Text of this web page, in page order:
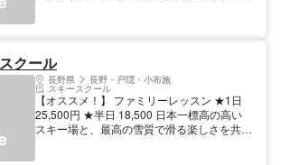
クール
長野県 長野・戸隠・小布施
スキースクール
【オススメ！】 ファミリーレッスン ★1日
25,500円 ★半日 18,500 日本一標高の高い
スキー場と、最高の雪質で滑る楽しさを共有